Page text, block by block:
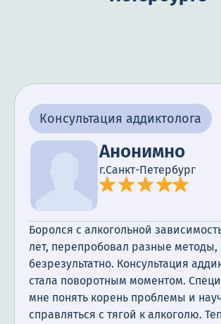
Консультация аддиктолога
Анонимно
г.Санкт-Петербург
Боролся с алкогольной
лет, перепробовал разные методы,
безрезультатно. Консультация
стала поворотным моментом.
мне понять корень проблемы и
справляться с тягой к алкоголю.